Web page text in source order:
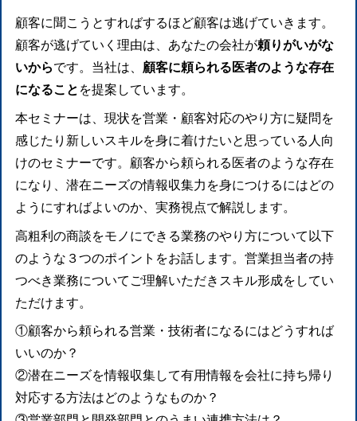
顧客に聞こうとすればするほど顧客は逃げていきます。
顧客が逃げていく理由は、あなたの会社が頼りがいがな
いからです。当社は、 顧客に頼られる医者のような存在
になること を提案しています。
本セミナーは、現状を営業・顧客対応のやり方に疑問を
感じたり新しいスキルを身に着けたいと思っている人向
けのセミナーです。顧客から頼られる医者のような存在
になり、潜在ニーズの情報収集力を身につけるにはどの
ようにすればよいのか、実務視点で解説します。
高粗利の商談をモノにできる業務のやり方について以下
のような３つのポイントをお話します。営業担当者の持
つべき業務についてご理解いただきスキル形成をしてい
ただけます。
①顧客から頼られる営業・技術者になるにはどうすれば
いいのか？
②潜在ニーズを情報収集して有用情報を会社に持ち帰り
対応する方法はどのようなものか？